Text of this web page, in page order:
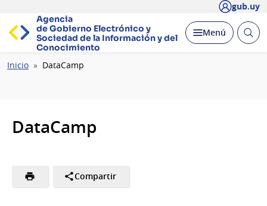
gub.uy
Agencia
de Gobierno Electrónico y
Sociedad de la Información y del
Conocimiento
Desplegar
Menú Abrir
Ruta
Inicio DataCamp
DataCamp
Compartir